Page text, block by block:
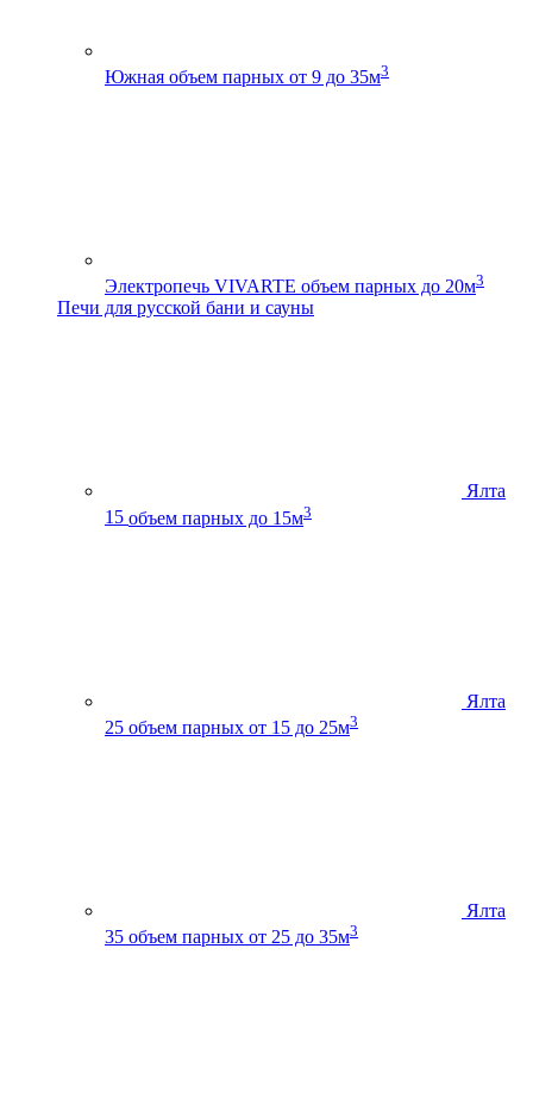
Южная объем парных от 9 до 35м3
Электропечь VIVARTE объем парных до 20м3
Печи для русской бани и сауны
Ялта
15 объем парных до 15м3
Ялта
25 объем парных от 15 до 25м3
Ялта
35 объем парных от 25 до 35м3